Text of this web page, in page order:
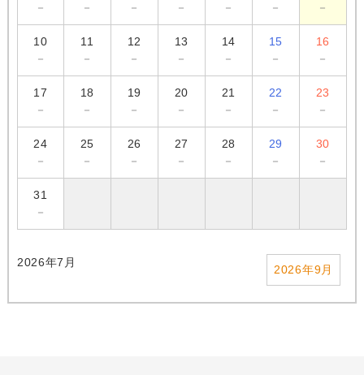
－
－
－
－
－
－
－
10
－
11
－
12
－
13
－
14
－
15
－
16
－
17
－
18
－
19
－
20
－
21
－
22
－
23
－
24
－
25
－
26
－
27
－
28
－
29
－
30
－
31
－
2026年7月
2026年9月